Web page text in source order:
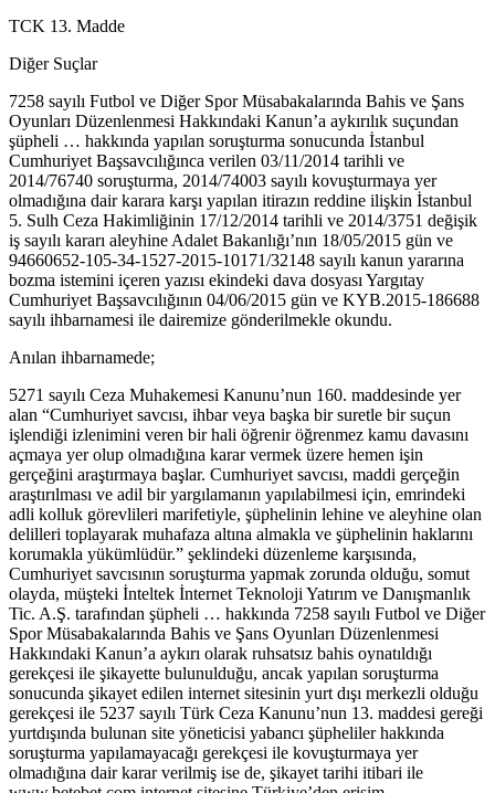
TCK 13. Madde
Diğer Suçlar
7258 sayılı Futbol ve Diğer Spor Müsabakalarında Bahis ve Şans
Oyunları Düzenlenmesi Hakkındaki Kanun’a aykırılık suçundan
şüpheli … hakkında yapılan soruşturma sonucunda İstanbul
Cumhuriyet Başsavcılığınca verilen 03/11/2014 tarihli ve
2014/76740 soruşturma, 2014/74003 sayılı kovuşturmaya yer
olmadığına dair karara karşı yapılan itirazın reddine ilişkin İstanbul
5. Sulh Ceza Hakimliğinin 17/12/2014 tarihli ve 2014/3751 değişik
iş sayılı kararı aleyhine Adalet Bakanlığı’nın 18/05/2015 gün ve
94660652-105-34-1527-2015-10171/32148 sayılı kanun yararına
bozma istemini içeren yazısı ekindeki dava dosyası Yargıtay
Cumhuriyet Başsavcılığının 04/06/2015 gün ve KYB.2015-186688
sayılı ihbarnamesi ile dairemize gönderilmekle okundu.
Anılan ihbarnamede;
5271 sayılı Ceza Muhakemesi Kanunu’nun 160. maddesinde yer
alan “Cumhuriyet savcısı, ihbar veya başka bir suretle bir suçun
işlendiği izlenimini veren bir hali öğrenir öğrenmez kamu davasını
açmaya yer olup olmadığına karar vermek üzere hemen işin
gerçeğini araştırmaya başlar. Cumhuriyet savcısı, maddi gerçeğin
araştırılması ve adil bir yargılamanın yapılabilmesi için, emrindeki
adli kolluk görevlileri marifetiyle, şüphelinin lehine ve aleyhine olan
delilleri toplayarak muhafaza altına almakla ve şüphelinin haklarını
korumakla yükümlüdür.” şeklindeki düzenleme karşısında,
Cumhuriyet savcısının soruşturma yapmak zorunda olduğu, somut
olayda, müşteki İnteltek İnternet Teknoloji Yatırım ve Danışmanlık
Tic. A.Ş. tarafından şüpheli … hakkında 7258 sayılı Futbol ve Diğer
Spor Müsabakalarında Bahis ve Şans Oyunları Düzenlenmesi
Hakkındaki Kanun’a aykırı olarak ruhsatsız bahis oynatıldığı
gerekçesi ile şikayette bulunulduğu, ancak yapılan soruşturma
sonucunda şikayet edilen internet sitesinin yurt dışı merkezli olduğu
gerekçesi ile 5237 sayılı Türk Ceza Kanunu’nun 13. maddesi gereği
yurtdışında bulunan site yöneticisi yabancı şüpheliler hakkında
soruşturma yapılamayacağı gerekçesi ile kovuşturmaya yer
olmadığına dair karar verilmiş ise de, şikayet tarihi itibari ile